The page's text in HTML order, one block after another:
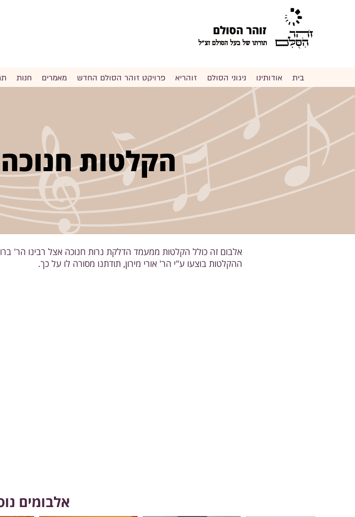
זוהר הסולם
תורתו של בעל הסולם זצ"ל
בית אודותינו ניגוני הסולם זוהריא פרויקט זוהר הסולם החדש מאמרים חנות
הקלטות
אלבום זה כולל הקלטות ממעמד הדלקת נרות חנוכה אצל רבינו הר'
ההקלטות בוצעו ע"י הר' אורי מירון, תודתנו מסורה לו על כך.
אלבומים